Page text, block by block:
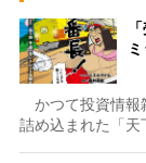
かつて投資情報
詰め込まれた「天